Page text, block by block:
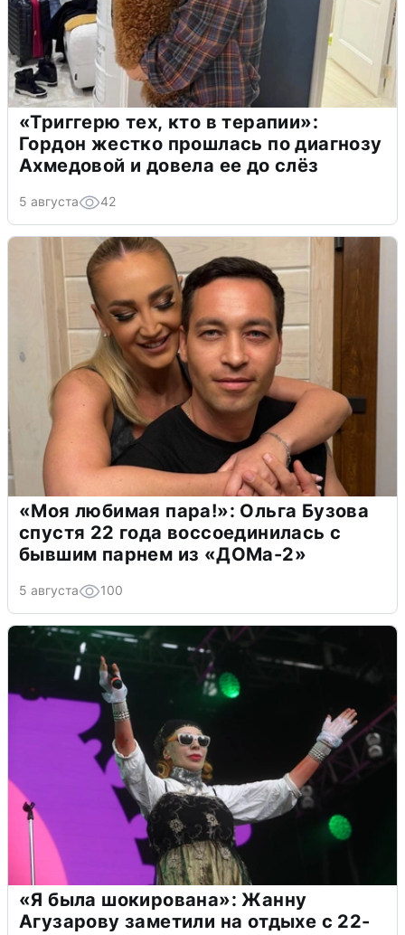
«Триггерю тех, кто в терапии»:
Гордон жестко прошлась по диагнозу
Ахмедовой и довела ее до слёз
5 августа 42
«Моя любимая пара!»: Ольга Бузова
спустя 22 года воссоединилась с
бывшим парнем из «ДОМа-2»
5 августа 100
«Я была шокирована»: Жанну
Агузарову заметили на отдыхе с 22-